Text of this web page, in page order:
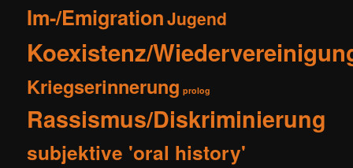
Im-/EmigrationJugend
Koexistenz/
Kriegserinnerung prolog
Rassismus/Diskriminierung
subjektive 'oral history'